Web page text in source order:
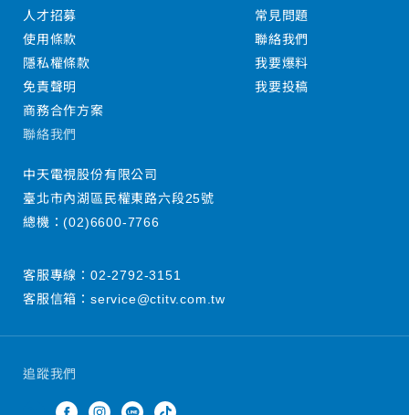
追蹤我們
人才招募
使用條款
隱私權條款
免責聲明
商務合作方案
常見問題
聯絡我們
我要爆料
我要投稿
聯絡我們
中天電視股份有限公司
臺北市內湖區民權東路六段25號
總機：(02)6600-7766
客服專線： 02-2792-3151
客服信箱： service@ctitv.com.tw